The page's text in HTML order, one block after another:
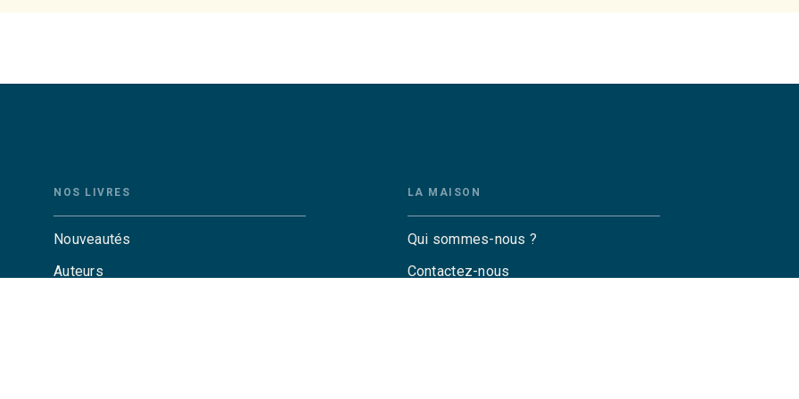
NOS LIVRES
Nouveautés
Auteurs
LA MAISON
Qui sommes-nous ?
Contactez-nous